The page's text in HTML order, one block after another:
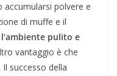
polvere e
di muffe e il
pulito e
vantaggio è che
successo della